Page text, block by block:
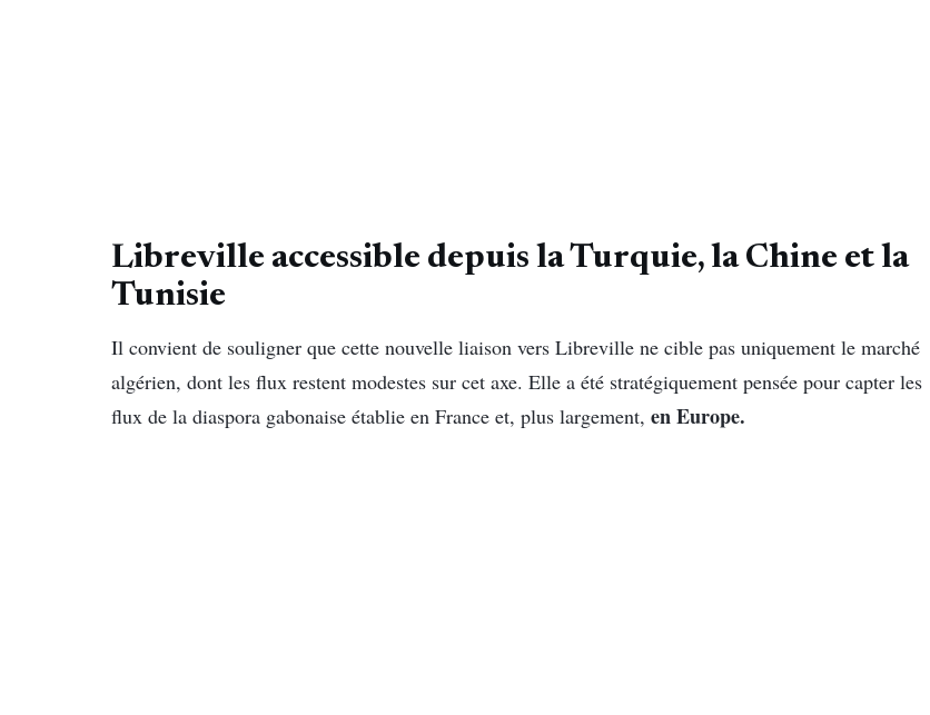
Libreville accessible depuis la Turquie, la Chine et la
Tunisie
Il convient de souligner que cette nouvelle liaison vers Libreville ne cible pas uniquement le marché
algérien, dont les flux restent modestes sur cet axe. Elle a été stratégiquement pensée pour capter les
flux de la diaspora gabonaise établie en France et, plus largement, en Europe.